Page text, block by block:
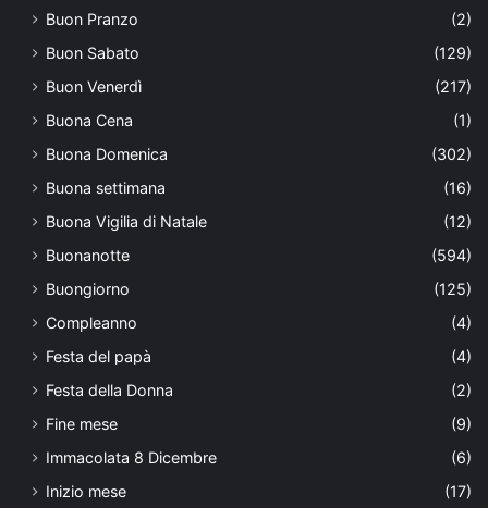
Buon Pranzo
(2)
Buon Sabato
(129)
Buon Venerdì
(217)
Buona Cena
(1)
Buona Domenica
(302)
Buona settimana
(16)
Buona Vigilia di Natale
(12)
Buonanotte
(594)
Buongiorno
(125)
Compleanno
(4)
Festa del papà
(4)
Festa della Donna
(2)
Fine mese
(9)
Immacolata 8 Dicembre
(6)
Inizio mese
(17)